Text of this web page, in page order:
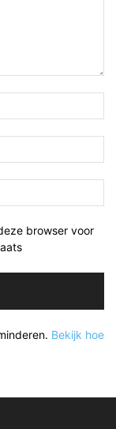
browser voor
Bekijk hoe